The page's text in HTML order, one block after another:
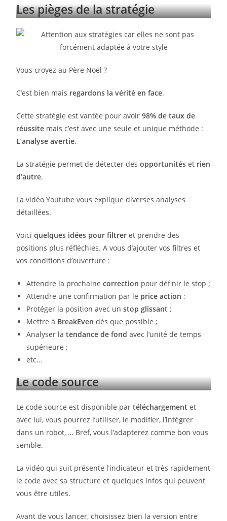
Les pièges de la stratégie
Vous croyez au Père Noël ?
C’est bien mais regardons la vérité en face.
Cette stratégie est vantée pour avoir98% de taux de
réussite mais c’est avec une seule et unique méthode :
L’analyse avertie.
La stratégie permet de détecter desopportunités et rien
d’autre.
La vidéo Youtube vous explique diverses analyses
détaillées.
Voiciquelques idées pour filtrer et prendre des
positions plus réfléchies. A vous d’ajouter vos filtres et
vos conditions d’ouverture :
Attendre la prochainecorrection pour définir le stop ;
Attendre une confirmation par le price action ;
Protéger la position avec unstop glissant ;
Mettre à BreakEven dès que possible ;
Analyser latendance de fond avec l’unité de temps
supérieure ;
etc…
Le code source
Le code source est disponible partéléchargement et
avec lui, vous pourrez l’utiliser, le modifier, l’intégrer
dans un robot, … Bref, vous l’adapterez comme bon vous
semble.
La vidéo qui suit présente l’indicateur et très rapidement
le code avec sa structure et quelques infos qui peuvent
vous être utiles.
Avant de vous lancer, choisissez bien la version entre